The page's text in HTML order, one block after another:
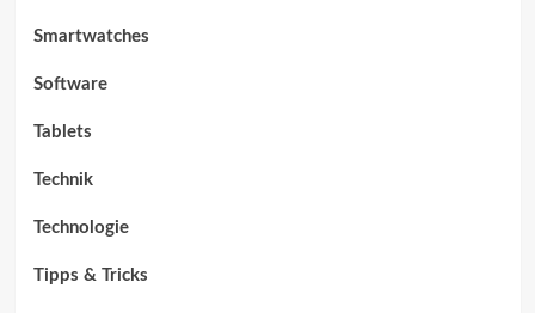
Smartwatches
Software
Tablets
Technik
Technologie
Tipps & Tricks